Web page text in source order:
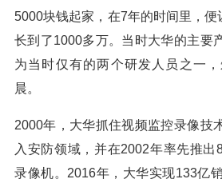
5000块钱起家，在7年的时间里，便
长到了1000多万。当时大华的主要
为当时仅有的两个研发人员之一
晨。
2000年，大华抓住视频监控录像技
入安防领域，并在2002年率先推出
录像机。2016年，大华实现133亿